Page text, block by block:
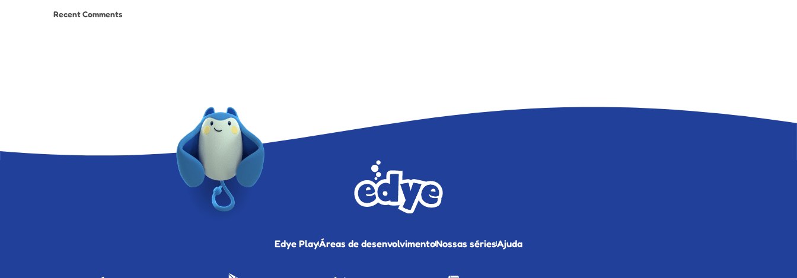
Recent Comments
Edye PlayÁreas de desenvolvimentoNossas sériesAjuda